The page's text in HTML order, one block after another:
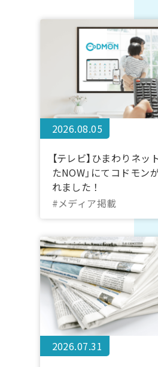
2026.08.05
【テレビ】ひまわりネッ
たNOW」にてコドモン
れました！
#メディア掲載
2026.07.31